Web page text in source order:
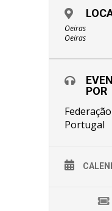
Oeiras
Oeiras
POR
Portugal